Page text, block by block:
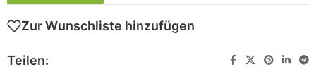
Zur Wunschliste hinzufügen
Teilen: